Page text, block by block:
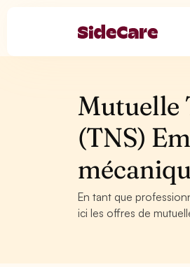
Mutuelle
(TNS)
En tant que
ici les offres de